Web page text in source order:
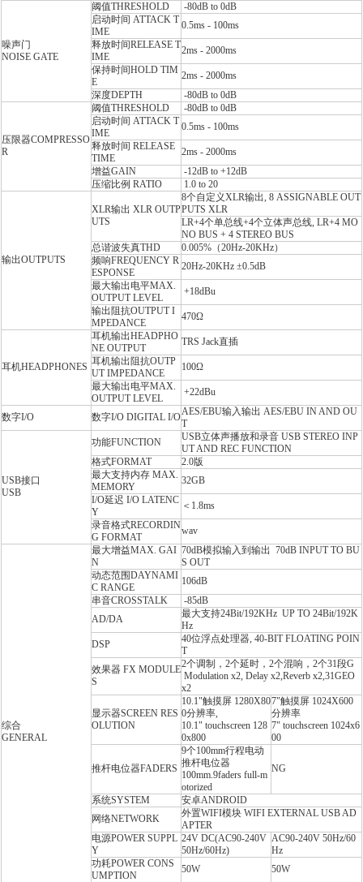
噪声门
NOISE GATE
阈值THRESHOLD
-80dB to 0dB
启动时间 ATTACK T
IME
0.5ms - 100ms
释放时间RELEASE T
IME
2ms - 2000ms
保持时间HOLD TIM
E
2ms - 2000ms
深度DEPTH -80dB to 0dB
压限器COMPRESSO
R
阈值THRESHOLD
-80dB to 0dB
启动时间 ATTACK T
IME
0.5ms - 100ms
释放时间 RELEASE
TIME
2ms - 2000ms
增益GAIN
-12dB to +12dB
压缩比例 RATIO 1.0 to 20
输出OUTPUTS
XLR输出 XLR OUTP
UTS
8个自定义XLR输出, 8 ASSIGNABLE OUT
PUTS XLR
LR+4个单总线+4个立体声总线, LR+4 MO
NO BUS + 4 STEREO BUS
总谐波失真THD
0.005%（20Hz-20KHz）
频响FREQUENCY R
ESPONSE
20Hz-20KHz ±0.5dB
最大输出电平MAX.
OUTPUT LEVEL
+18dBu
输出阻抗OUTPUT I
MPEDANCE
470Ω
耳机HEADPHONES
耳机输出HEADPHO
NE OUTPUT
TRS Jack直插
耳机输出阻抗OUTP
UT IMPEDANCE
100Ω
最大输出电平MAX.
OUTPUT LEVEL
+22dBu
数字I/O 数字I/O DIGITAL I/OAES/EBU输入输出 AES/EBU IN AND OU
T
USB接口
USB
功能FUNCTION USB立体声播放和录音 USB STEREO INP
UT AND REC FUNCTION
格式FORMAT
2.0版
最大支持内存 MAX.
MEMORY
32GB
I/O延迟 I/O LATENC
Y
＜1.8ms
录音格式RECORDIN
G FORMAT
wav
综合
GENERAL
最大增益MAX. GAI
N
70dB模拟输入到输出 70dB INPUT TO BU
S OUT
动态范围DAYNAMI
C RANGE
106dB
串音CROSSTALK
-85dB
AD/DA
最大支持24Bit/192KHz UP TO 24Bit/192K
Hz
DSP
40位浮点处理器, 40-BIT FLOATING POIN
T
效果器 FX MODULE
S
2个调制，2个延时，2个混响，2个31段G
Modulation x2, Delay x2,Reverb x2,31GEO
x2
显示器SCREEN RES
OLUTION
10.1"触摸屏 1280X80
0分辨率,
10.1" touchscreen 128
0x800
7"触摸屏 1024X600
分辨率
7" touchscreen 1024x6
00
推杆电位器FADERS
9个100mm行程电动
推杆电位器
100mm.9faders full-m
otorized
NG
系统SYSTEM 安卓ANDROID
网络NETWORK 外置WIFI模块 WIFI EXTERNAL USB AD
APTER
电源POWER SUPPL
Y
24V DC(AC90-240V
50Hz/60Hz)
AC90-240V 50Hz/60
Hz
功耗POWER CONS
UMPTION
50W
50W